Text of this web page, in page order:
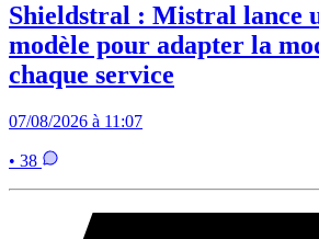
Shieldstral : Mistral lance
modèle pour adapter la
chaque service
07/08/2026 à 11:07
• 38